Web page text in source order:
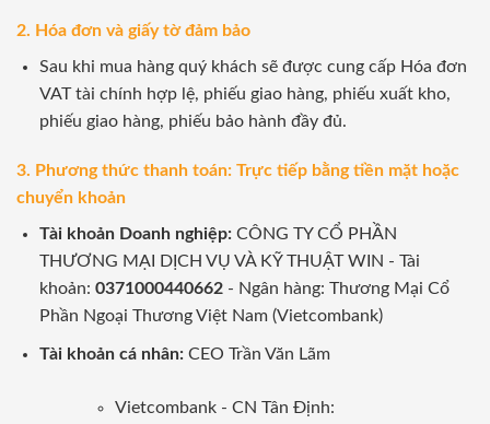
2. Hóa đơn và giấy tờ đảm bảo
Sau khi mua hàng quý khách sẽ được cung cấp Hóa đơn
VAT tài chính hợp lệ, phiếu giao hàng, phiếu xuất kho,
phiếu giao hàng, phiếu bảo hành đầy đủ.
3. Phương thức thanh toán: Trực tiếp bằng tiền mặt hoặc
chuyển khoản
Tài khoản Doanh nghiệp:CÔNG TY CỔ PHẦN
THƯƠNG MẠI DỊCH VỤ VÀ KỸ THUẬT WIN - Tài
khoản: 0371000440662- Ngân hàng: Thương Mại Cổ
Phần Ngoại Thương Việt Nam (Vietcombank)
Tài khoản cá nhân: CEO Trần Văn Lãm
Vietcombank - CN Tân Định: